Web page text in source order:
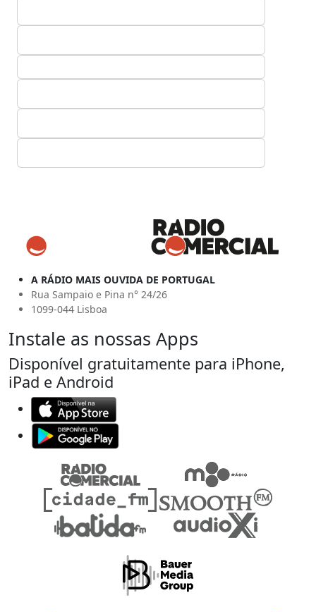
A RÁDIO MAIS OUVIDA DE PORTUGAL
Rua Sampaio e Pina n° 24/26
1099-044 Lisboa
Instale as nossas Apps
Disponível gratuitamente para iPhone,
iPad e Android